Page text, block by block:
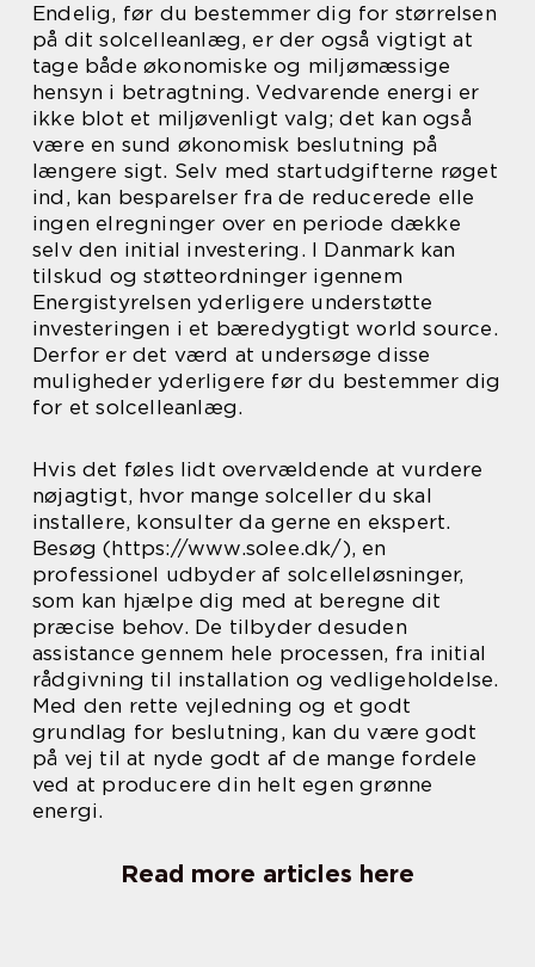
Endelig, før du bestemmer dig for størrelsen
på dit solcelleanlæg, er der også vigtigt at
tage både økonomiske og miljømæssige
hensyn i betragtning. Vedvarende energi er
ikke blot et miljøvenligt valg; det kan også
være en sund økonomisk beslutning på
længere sigt. Selv med startudgifterne røget
ind, kan besparelser fra de reducerede elle
ingen elregninger over en periode dække
selv den initial investering. I Danmark kan
tilskud og støtteordninger igennem
Energistyrelsen yderligere understøtte
investeringen i et bæredygtigt world source.
Derfor er det værd at undersøge disse
muligheder yderligere før du bestemmer dig
for et solcelleanlæg.
Hvis det føles lidt overvældende at vurdere
nøjagtigt, hvor mange solceller du skal
installere, konsulter da gerne en ekspert.
Besøg (https://www.solee.dk/), en
professionel udbyder af solcelleløsninger,
som kan hjælpe dig med at beregne dit
præcise behov. De tilbyder desuden
assistance gennem hele processen, fra initial
rådgivning til installation og vedligeholdelse.
Med den rette vejledning og et godt
grundlag for beslutning, kan du være godt
på vej til at nyde godt af de mange fordele
ved at producere din helt egen grønne
energi.
Read more articles here